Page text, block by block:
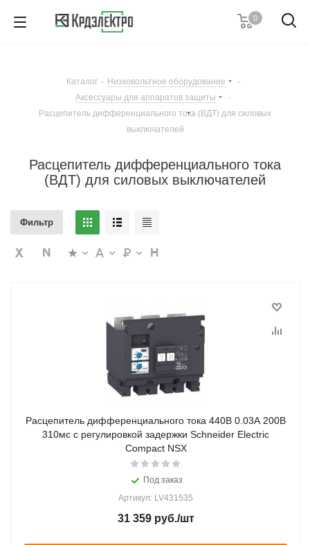
0
8 (800) 555-53-20
Пн-Пт с 8:00-17:00
Заказать звонок
Каталог - Низковольтное оборудование
-
Аксессуары для аппаратов защиты
-
Расцепитель дифференциального тока (ВДТ) для силовых
выключателей
Расцепитель дифференциального тока
(ВДТ) для силовых выключателей
Фильтр
Расцепитель дифференциального тока 440В 0.03А 200В
310мс с регулировкой задержки Schneider Electric
Compact NSX
Под заказ
Артикул: LV431535
31 359руб./шт